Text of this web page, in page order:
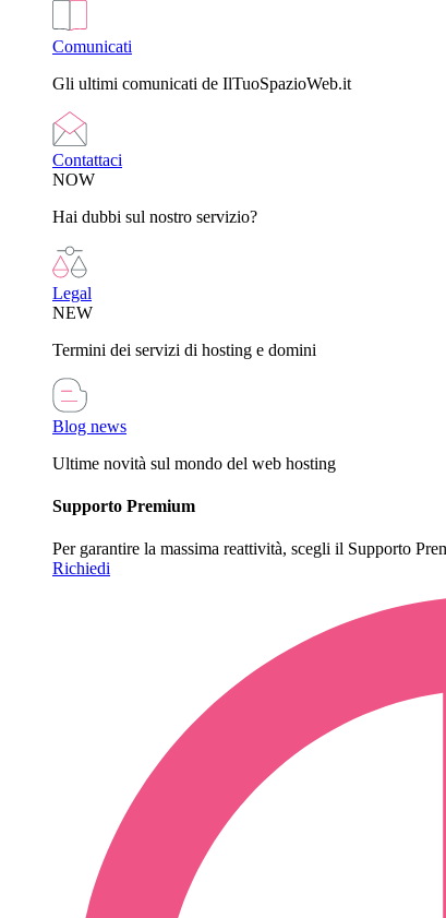
Comunicati
Gli ultimi comunicati de IlTuoSpazioWeb.it
Contattaci
NOW
Hai dubbi sul nostro servizio?
Legal
NEW
Termini dei servizi di hosting e domini
Blog news
Ultime novità sul mondo del web hosting
Supporto Premium
Per garantire la massima reattività, scegli il Supporto
Richiedi